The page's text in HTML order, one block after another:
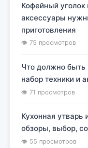
Кофейный уголок
аксессуары
приготовления
👁 75 просмотров
Что должно быть
набор техники и
👁 71 просмотров
Кухонная утварь
обзоры, выбор,
👁 55 просмотров